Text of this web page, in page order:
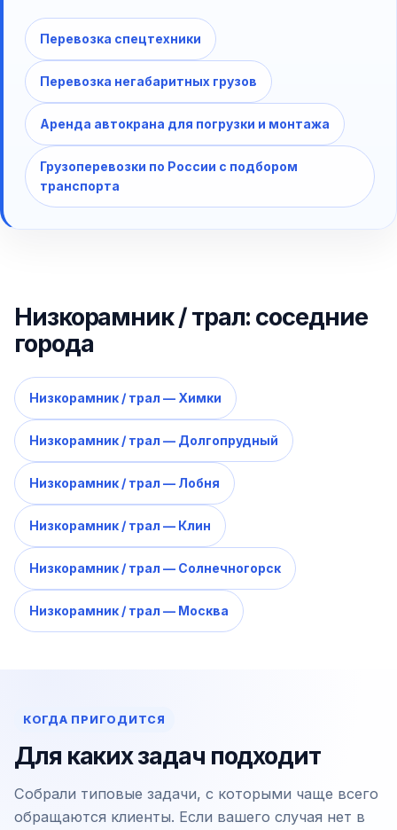
Перевозка спецтехники
Перевозка негабаритных грузов
Аренда автокрана для погрузки и монтажа
Грузоперевозки по России с подбором
транспорта
Низкорамник / трал: соседние
города
Низкорамник / трал — Химки
Низкорамник / трал — Долгопрудный
Низкорамник / трал — Лобня
Низкорамник / трал — Клин
Низкорамник / трал — Солнечногорск
Низкорамник / трал — Москва
КОГДА ПРИГОДИТСЯ
Для каких задач подходит
Собрали типовые задачи, с которыми чаще всего
обращаются клиенты. Если вашего случая нет в